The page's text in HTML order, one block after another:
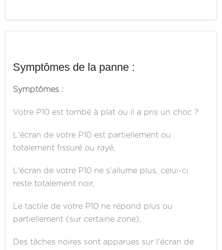
Symptômes de la panne :
Symptômes :
Votre P10 est tombé à plat ou il a pris un choc ?
L'écran de votre P10 est partiellement ou
totalement fissuré ou rayé,
L'écran de votre P10 ne s'allume plus, celui-ci
reste totalement noir,
Le tactile de votre P10 ne répond plus ou
partiellement (sur certaine zone),
Des tâches noires sont apparues sur l'écran de